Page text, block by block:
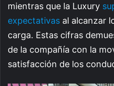
mientras que la Luxury
expectativas al alcanzar
carga. Estas cifras
de la compañía con la
satisfacción de los